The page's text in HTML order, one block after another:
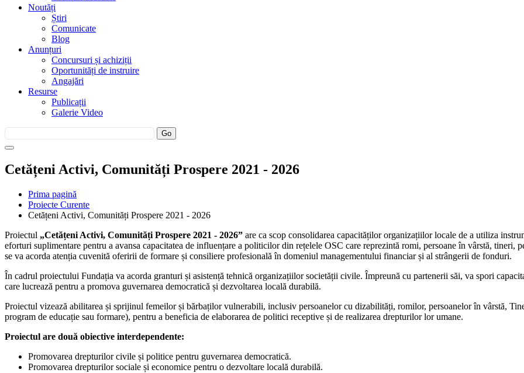
Noutăți
Știri
Comunicate
Blog
Anunțuri
Concursuri și achiziții
Oportunități de instruire
Angajări
Resurse
Publicații
Galerie Video
Cetățeni Activi, Comunități Prospere 2021 - 2026
Prima pagină
Proiecte Curente
Cetățeni Activi, Comunități Prospere 2021 - 2026
Proiectul „Cetățeni Activi, Comunități Prospere 2021 - 2026” are ca scop consolidarea capacităților organizațiilor locale de a utiliza
eforturi suplimentare pentru a avansa capacitatea de influențare a politicilor din rețelele OSC care reprezintă romi, persoane în vârstă, tineri,
se va acorda atenția cuvenită oferirii de formare și consiliere profesională în domeniul managementului financiar și al strângerii de fonduri.
În cadrul proiectului Fundația va acorda granturi și asistență tehnică organizațiilor societății civile. Împreună cu partenerii săi, va spori
care lucrează pentru a promova guvernarea democratică și dezvoltarea locală durabilă.
Proiectul vizează abilitarea și sprijinul femeilor și bărbaților vulnerabili, inclusiv persoanelor cu dizabilități, romilor, persoanelor în vârstă,
program de educație sau formare), pentru a beneficia de elaborarea de politici receptive și de realizarea drepturilor lor umane.
Proiectul are două obiective interdependente:
Promovarea drepturilor civile și politice pentru guvernarea democratică.
Promovarea drepturilor sociale și economice pentru o dezvoltare locală durabilă.